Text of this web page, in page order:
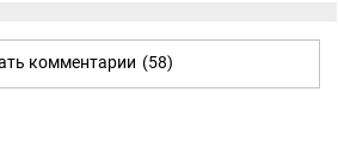
комментарии (58)